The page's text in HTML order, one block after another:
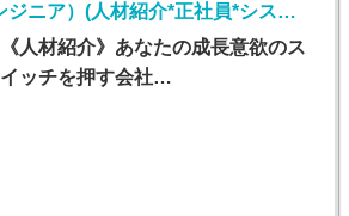
SE（システムエンジニア）(人材紹介*正社員*システムエンジニア業務*勤務地多数!!!)
《人材紹介》あなたの成長意欲のス
イッチを押す会社…